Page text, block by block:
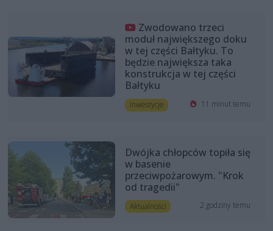
Zwodowano trzeci
moduł największego doku
w tej części Bałtyku. To
będzie największa taka
konstrukcja w tej części
Bałtyku
Inwestycje 11 minut temu
Dwójka chłopców topiła się
w basenie
przeciwpożarowym. "Krok
od tragedii"
Aktualności 2 godziny temu